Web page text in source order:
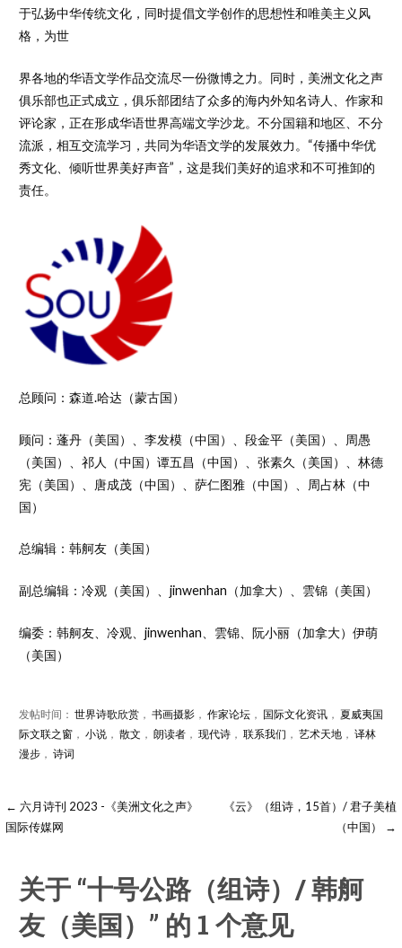
于弘扬中华传统文化，同时提倡文学创作的思想性和唯美主义风
格，为世
界各地的华语文学作品交流尽一份微博之力。同时，美洲文化之声
俱乐部也正式成立，俱乐部团结了众多的海内外知名诗人、作家和
评论家，正在形成华语世界高端文学沙龙。不分国籍和地区、不分
流派，相互交流学习，共同为华语文学的发展效力。“传播中华优
秀文化、倾听世界美好声音”，这是我们美好的追求和不可推卸的
责任。
总顾问：森道.哈达（蒙古国）
顾问：蓬丹（美国）、李发模（中国）、段金平（美国）、周愚
（美国）、祁人（中国）谭五昌（中国）、张素久（美国）、林德
宪（美国）、唐成茂（中国）、萨仁图雅（中国）、周占林（中
国）
总编辑：韩舸友（美国）
副总编辑：冷观（美国）、jinwenhan（加拿大）、雲锦（美国）
编委：韩舸友、冷观、jinwenhan、雲锦、阮小丽（加拿大）伊萌
（美国）
发帖时间： 世界诗歌欣赏， 书画摄影， 作家论坛， 国际文化资讯， 夏威夷国
际文联之窗， 小说， 散文 ， 朗读者， 现代诗， 联系我们 ， 艺术天地， 译林
漫步， 诗词
← 六月诗刊 2023 -《美洲文化之声》
国际传媒网
《云》（组诗，15首）/ 君子美植
（中国） →
关于 “十号公路（组诗）/ 韩舸
友（美国）” 的 1 个意见